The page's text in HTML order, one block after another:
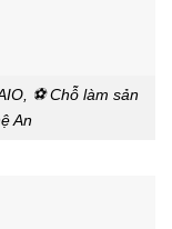
⚽ Chỗ làm sản
An